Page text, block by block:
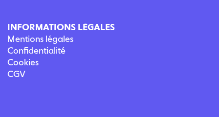
INFORMATIONS LÉGALES
Mentions légales
Confidentialité
Cookies
CGV